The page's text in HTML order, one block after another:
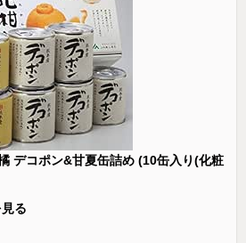
デコポン&甘夏缶詰め (10缶入り(化粧
見る